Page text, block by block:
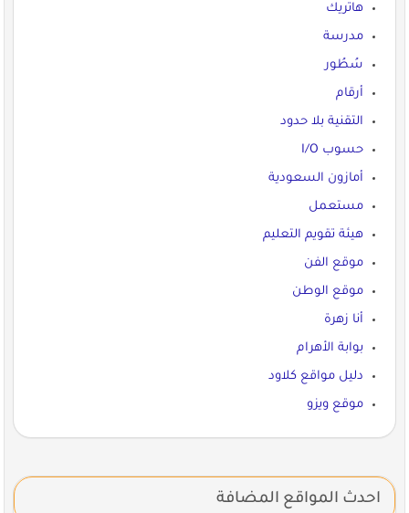
هاتريك
مدرسة
سُطُور
أرقام
التقنية بلا حدود
حسوب I/O
أمازون السعودية
مستعمل
هيئة تقويم التعليم
موقع الفن
موقع الوطن
أنا زهرة
بوابة الأهرام
دليل مواقع كلاود
موقع ويزو
احدث المواقع المضافة